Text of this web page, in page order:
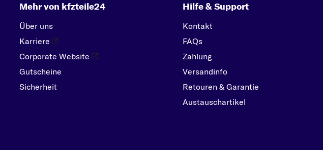
SKODA
SMART
SUBARU
SUZUKI
TOYOTA
Mehr von kfzteile24
Über uns
Karriere
Corporate Website
Gutscheine
Sicherheit
Hilfe & Support
Kontakt
FAQs
Zahlung
Versandinfo
Retouren & Garantie
Austauschartikel